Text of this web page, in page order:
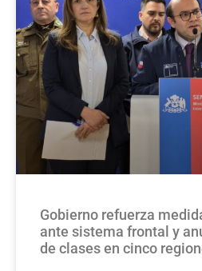
Gobierno refuerza
ante sistema frontal y
de clases en cinco